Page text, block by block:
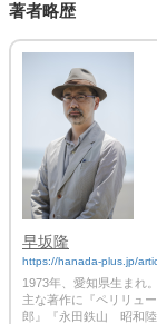
著者略歴
早坂隆
https://hanada-plus.jp/
1973年、愛知県生まれ
主な著作に『ペリリュ
郎』『永田鉄山 昭和陸